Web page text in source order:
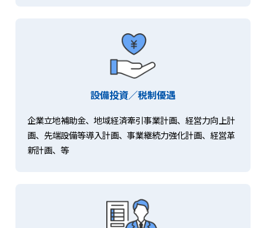
設備投資／税制優遇
企業立地補助金、地域経済牽引事業計画、経営力向上計
画、先端設備等導入計画、事業継続力強化計画、経営革
新計画、等